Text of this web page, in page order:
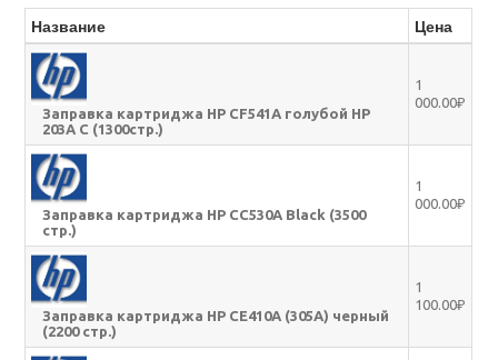
Название Цена
Заправка картриджа HP CF541A голубой HP
203A C (1300стр.)
1
000.00₽
Заправка картриджа HP CC530A Black (3500
стр.)
1
000.00₽
Заправка картриджа HP CE410A (305A) черный
(2200 стр.)
1
100.00₽